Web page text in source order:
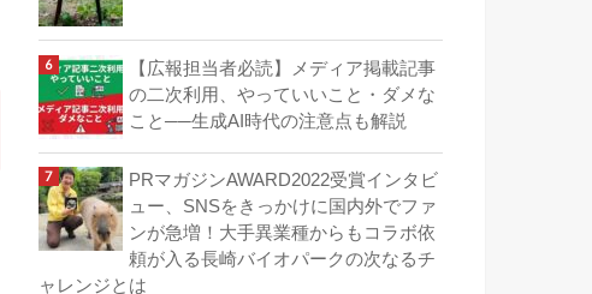
【広報担当者必読】メディア掲載記事
の二次利用、やっていいこと・ダメな
こと──生成AI時代の注意点も解説
PRマガジンAWARD2022受賞インタビ
ュー、SNSをきっかけに国内外でファ
ンが急増！大手異業種からもコラボ依
頼が入る長崎バイオパークの次なるチ
ャレンジとは